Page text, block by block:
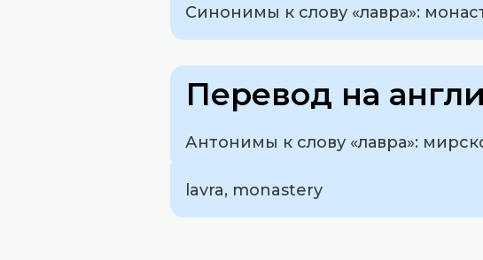
Синонимы к слову «лавра»:
Перевод на
Антонимы к слову «лавра»:
lavra, monastery